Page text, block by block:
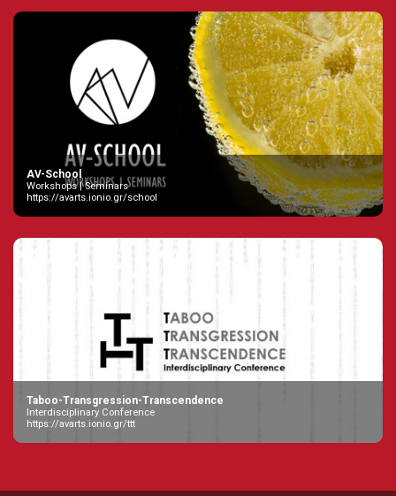
AV-School
Workshops | Seminars
https://avarts.ionio.gr/school
Taboo-Transgression-Transcendence
Interdisciplinary Conference
https://avarts.ionio.gr/ttt